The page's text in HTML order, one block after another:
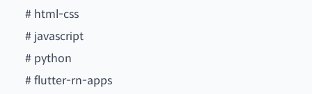
# html-css
# javascript
# python
#flutter-rn-apps